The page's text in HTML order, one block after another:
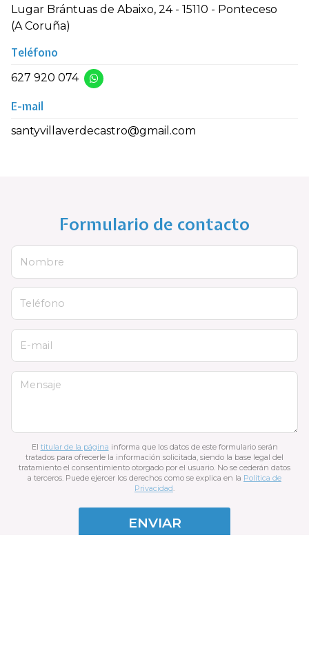
Lugar Brántuas de Abaixo, 24 - 15110 - Ponteceso
(A Coruña)
Teléfono
627 920 074
E-mail
santyvillaverdecastro@gmail.com
Formulario de contacto
Nombre
Teléfono
E-mail
Mensaje
El titular de la página informa que los datos de este formulario serán
tratados para ofrecerle la información solicitada, siendo la base legal del
tratamiento el consentimiento otorgado por el usuario. No se cederán datos
a terceros. Puede ejercer los derechos como se explica en la Política de
Privacidad